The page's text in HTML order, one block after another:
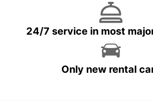
24/7 service in most
Only new rental